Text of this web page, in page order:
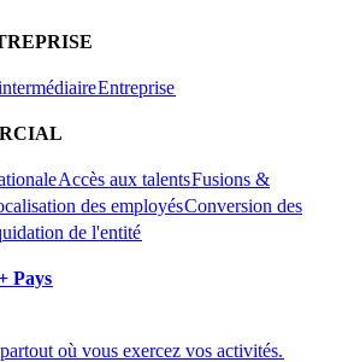
Entreprise​​
Accès aux talents​​Fusions &
des employés​​Conversion des
de l'entité​​
Pays​​
où vous exercez vos activités.​​